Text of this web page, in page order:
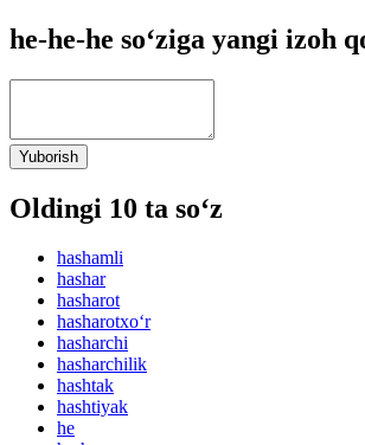
he-he-he so‘ziga yangi izoh
Yuborish
Oldingi 10 ta so‘z
hashamli
hashar
hasharot
hasharotxo‘r
hasharchi
hasharchilik
hashtak
hashtiyak
he